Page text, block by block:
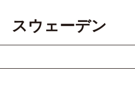
スウェーデン